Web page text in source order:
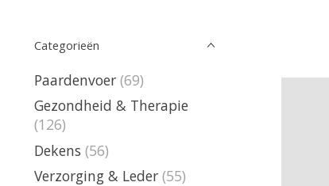
Categorieën
Paardenvoer (69)
Gezondheid & Therapie
(126)
Dekens (56)
Verzorging & Leder (55)